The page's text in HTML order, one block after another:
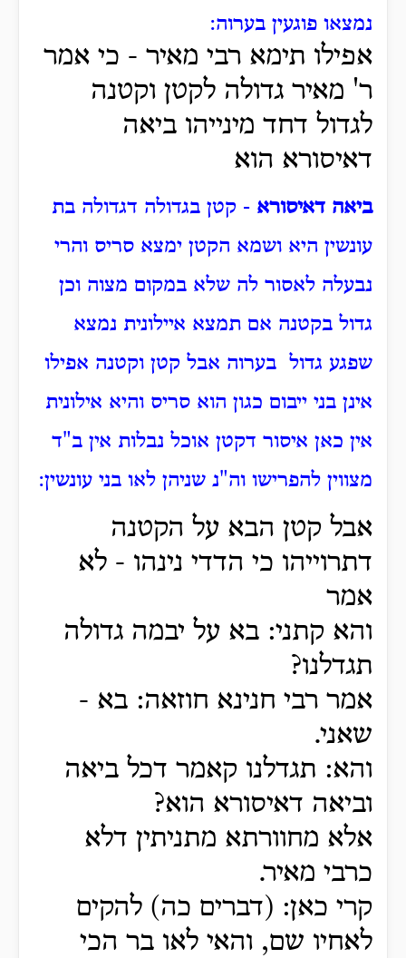
נמצאו פוגעין בערוה:
אפילו תימא רבי מאיר - כי אמר
ר' מאיר גדולה לקטן וקטנה
לגדול דחד מינייהו ביאה
דאיסורא הוא
ביאה דאיסורא - קטן בגדולה דגדולה בת
עונשין היא ושמא הקטן ימצא סריס והרי
נבעלה לאסור לה שלא במקום מצוה וכן
גדול בקטנה אם תמצא איילונית נמצא
שפגע גדול בערוה אבל קטן וקטנה אפילו
אינן בני ייבום כגון הוא סריס והיא אילונית
אין כאן איסור דקטן אוכל נבלות אין ב"ד
מצווין להפרישו וה"נ שניהן לאו בני עונשין:
אבל קטן הבא על הקטנה
דתרוייהו כי הדדי נינהו - לא
אמר
והא קתני: בא על יבמה גדולה
תגדלנו?
אמר רבי חנינא חוזאה: בא -
שאני.
והא: תגדלנו קאמר דכל ביאה
וביאה דאיסורא הוא?
אלא מחוורתא מתניתין דלא
כרבי מאיר.
קרי כאן: (דברים כה) להקים
לאחיו שם, והאי לאו בר הכי